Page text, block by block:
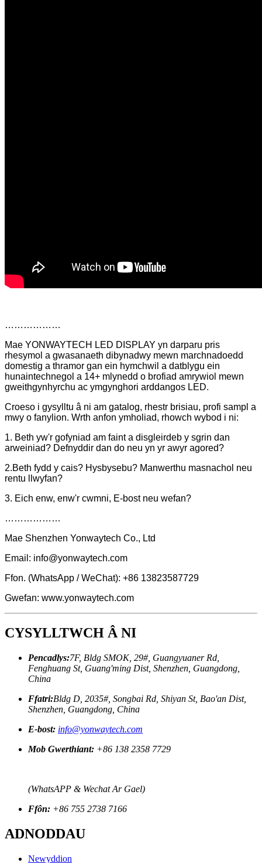
………………
Mae YONWAYTECH LED DISPLAY yn darparu pris
rhesymol a gwasanaeth dibynadwy mewn marchnadoedd
domestig a thramor gan ein hymchwil a datblygu ein
hunaintechnegol a 14+ mlynedd o brofiad amrywiol mewn
gweithgynhyrchu ac ymgynghori arddangos LED.
Croeso i gysylltu â ni am gatalog, rhestr brisiau, profi sampl a
mwy o fanylion. Wrth anfon ymholiad, rhowch wybod i ni:
1. Beth yw'r gofyniad am faint a disgleirdeb y sgrin dan
arweiniad? Defnyddir dan do neu yn yr awyr agored?
2.Beth fydd y cais? Hysbysebu? Manwerthu masnachol neu
rentu llwyfan?
3. Eich enw, enw'r cwmni, E-bost neu wefan?
………………
Mae Shenzhen Yonwaytech Co., Ltd
Email: info@yonwaytech.com
Ffon. (WhatsApp / WeChat): +86 13823587729
Gwefan: www.yonwaytech.com
CYSYLLTWCH Â NI
Pencadlys:7F, Bldg SMOK, 29#, Guangyuaner Rd,
Fenghuang St, Guang'ming Dist, Shenzhen, Guangdong,
China
Ffatri:Bldg D, 2035#, Songbai Rd, Shiyan St, Bao'an Dist,
Shenzhen, Guangdong, China
E-bost: info@yonwaytech.com
Mob Gwerthiant: +86 138 2358 7729
(WhatsAPP & Wechat Ar Gael)
Ffôn: +86 755 2738 7166
ADNODDAU
Newyddion